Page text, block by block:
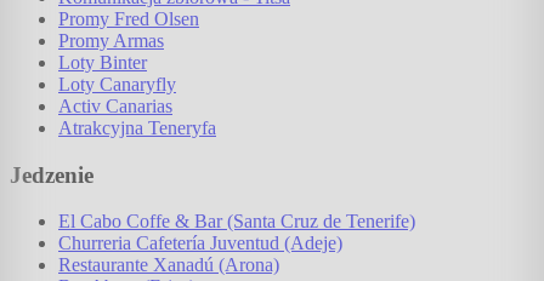
Promy Fred Olsen
Promy Armas
Loty Binter
Loty Canaryfly
Activ Canarias
Atrakcyjna Teneryfa
Jedzenie
El Cabo Coffe & Bar (Santa Cruz de Tenerife)
Churreria Cafetería Juventud (Adeje)
Restaurante Xanadú (Arona)